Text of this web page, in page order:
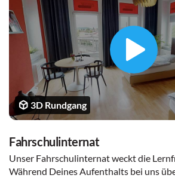
3D Rundgang
Fahrschulinternat
Unser Fahrschulinternat weckt die
Während Deines Aufenthalts bei uns